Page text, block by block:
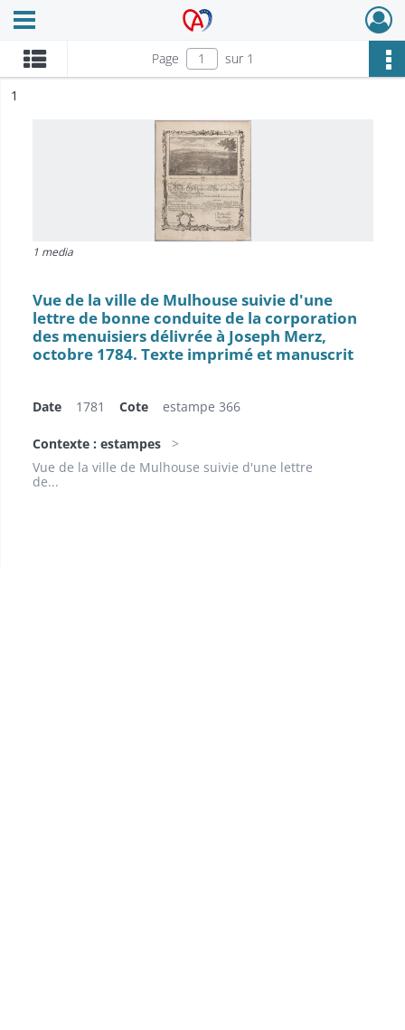
Archives Alsace - Colmar
Ouvrir le menu déroulant
Page sur 1
n°
1
1 media
Vue de la ville de Mulhouse suivie d'une
lettre de bonne conduite de la corporation
des menuisiers délivrée à Joseph Merz,
octobre 1784. Texte imprimé et manuscrit
Date 1781 Cote estampe 366
Contexte : estampes
Vue de la ville de Mulhouse suivie d'une lettre
de...